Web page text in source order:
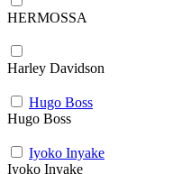
HERMOSSA
Harley Davidson
Hugo Boss
Hugo Boss
Iyoko Inyake
Iyoko Inyake